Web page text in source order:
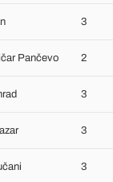
3
Pančevo 2
3
3
3